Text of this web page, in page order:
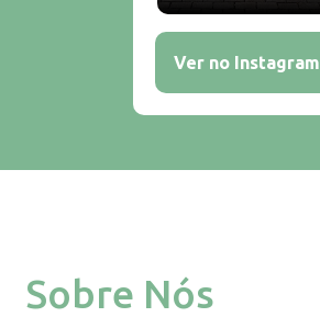
Ver no Instagram
Sobre Nós